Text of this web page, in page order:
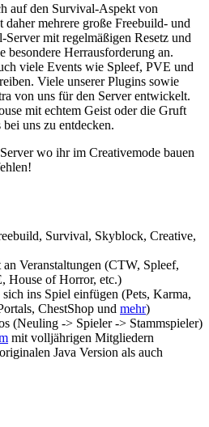
auf den Survival-Aspekt von
mehrere große Freebuild- und
mit regelmäßigen Resetz und
besondere Herrausforderung an.
viele Events wie Spleef, PVE und
Viele unserer Plugins sowie
von uns für den Server entwickelt.
mit echtem Geist oder die Gruft
uns zu entdecken.
wo ihr im Creativemode bauen
Survival, Skyblock, Creative,
Veranstaltungen (CTW, Spleef,
House of Horror, etc.)
ins Spiel einfügen (Pets, Karma,
ChestShop und mehr)
(Neuling -> Spieler -> Stammspieler)
mit volljährigen Mitgliedern
Java Version als auch